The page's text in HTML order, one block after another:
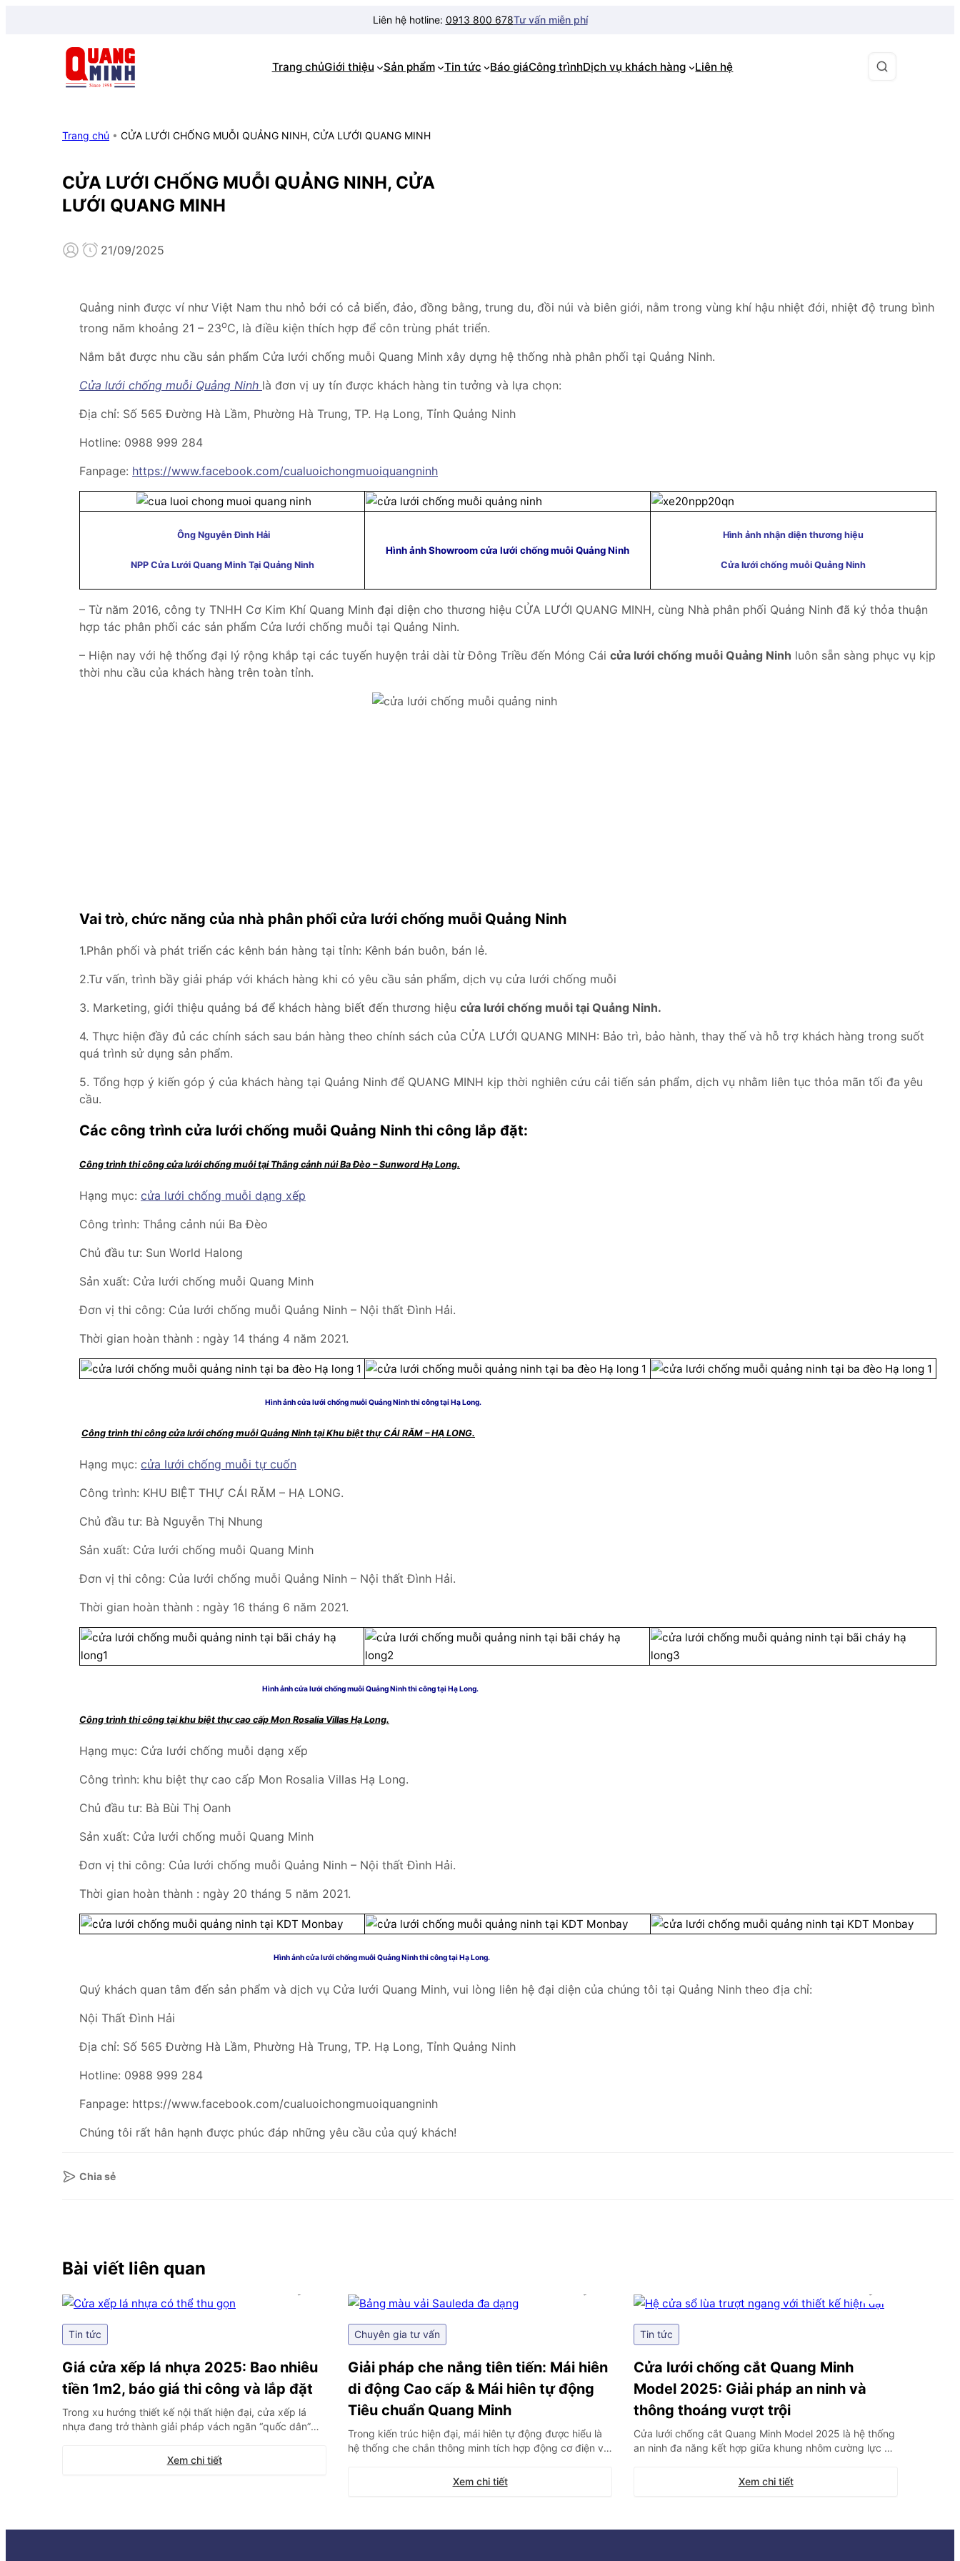
Liên hệ hotline: 0913 800 678Tư vấn miễn phí
Trang chủGiới thiệu Sản phẩm Tin tức Báo giáCông trìnhDịch vụ khách hàng Liên hệ
Trang chủ • CỬA LƯỚI CHỐNG MUỖI QUẢNG NINH, CỬA LƯỚI QUANG MINH
CỬA LƯỚI CHỐNG MUỖI QUẢNG NINH, CỬA
LƯỚI QUANG MINH
21/09/2025
Quảng ninh được ví như Việt Nam thu nhỏ bới có cả biển, đảo, đồng bằng, trung du, đồi núi và biên giới, nằm trong vùng khí hậu nhiệt đới, nhiệt độ trung bình
trong năm khoảng 21 – 23oC, là điều kiện thích hợp để côn trùng phát triển.
Nắm bắt được nhu cầu sản phẩm Cửa lưới chống muỗi Quang Minh xây dựng hệ thống nhà phân phối tại Quảng Ninh.
Cửa lưới chống muỗi Quảng Ninh là đơn vị uy tín được khách hàng tin tưởng và lựa chọn:
Địa chỉ: Số 565 Đường Hà Lầm, Phường Hà Trung, TP. Hạ Long, Tỉnh Quảng Ninh
Hotline: 0988 999 284
Fanpage: https://www.facebook.com/cualuoichongmuoiquangninh
Ông Nguyễn Đình Hải
NPP Cửa Lưới Quang Minh Tại Quảng Ninh
Hình ảnh Showroom cửa lưới chống muỗi Quảng Ninh
Hình ảnh nhận diện thương hiệu
Cửa lưới chống muỗi Quảng Ninh
– Từ năm 2016, công ty TNHH Cơ Kim Khí Quang Minh đại diện cho thương hiệu CỬA LƯỚI QUANG MINH, cùng Nhà phân phối Quảng Ninh đã ký thỏa thuận
hợp tác phân phối các sản phẩm Cửa lưới chống muỗi tại Quảng Ninh.
– Hiện nay với hệ thống đại lý rộng khắp tại các tuyến huyện trải dài từ Đông Triều đến Móng Cái cửa lưới chống muỗi Quảng Ninh luôn sẵn sàng phục vụ kịp
thời nhu cầu của khách hàng trên toàn tỉnh.
Vai trò, chức năng của nhà phân phối cửa lưới chống muỗi Quảng Ninh
1.Phân phối và phát triển các kênh bán hàng tại tỉnh: Kênh bán buôn, bán lẻ.
2.Tư vấn, trình bầy giải pháp với khách hàng khi có yêu cầu sản phẩm, dịch vụ cửa lưới chống muỗi
3. Marketing, giới thiệu quảng bá để khách hàng biết đến thương hiệu cửa lưới chống muỗi tại Quảng Ninh.
4. Thực hiện đầy đủ các chính sách sau bán hàng theo chính sách của CỬA LƯỚI QUANG MINH: Bảo trì, bảo hành, thay thế và hỗ trợ khách hàng trong suốt
quá trình sử dụng sản phẩm.
5. Tổng hợp ý kiến góp ý của khách hàng tại Quảng Ninh để QUANG MINH kịp thời nghiên cứu cải tiến sản phẩm, dịch vụ nhằm liên tục thỏa mãn tối đa yêu
cầu.
Các công trình cửa lưới chống muỗi Quảng Ninh thi công lắp đặt:
Công trình thi công cửa lưới chống muỗi tại Thắng cảnh núi Ba Đèo – Sunword Hạ Long.
Hạng mục: cửa lưới chống muỗi dạng xếp
Công trình: Thắng cảnh núi Ba Đèo
Chủ đầu tư: Sun World Halong
Sản xuất: Cửa lưới chống muỗi Quang Minh
Đơn vị thi công: Của lưới chống muỗi Quảng Ninh – Nội thất Đình Hải.
Thời gian hoàn thành : ngày 14 tháng 4 năm 2021.
Hình ảnh cửa lưới chống muỗi Quảng Ninh thi công tại Hạ Long.
Công trình thi công cửa lưới chống muỗi Quảng Ninh tại Khu biệt thự CÁI RĂM – HẠ LONG.
Hạng mục: cửa lưới chống muỗi tự cuốn
Công trình: KHU BIỆT THỰ CÁI RĂM – HẠ LONG.
Chủ đầu tư: Bà Nguyễn Thị Nhung
Sản xuất: Cửa lưới chống muỗi Quang Minh
Đơn vị thi công: Của lưới chống muỗi Quảng Ninh – Nội thất Đình Hải.
Thời gian hoàn thành : ngày 16 tháng 6 năm 2021.
Hình ảnh cửa lưới chống muỗi Quảng Ninh thi công tại Hạ Long.
Công trình thi công tại khu biệt thự cao cấp Mon Rosalia Villas Hạ Long.
Hạng mục: Cửa lưới chống muỗi dạng xếp
Công trình: khu biệt thự cao cấp Mon Rosalia Villas Hạ Long.
Chủ đầu tư: Bà Bùi Thị Oanh
Sản xuất: Cửa lưới chống muỗi Quang Minh
Đơn vị thi công: Của lưới chống muỗi Quảng Ninh – Nội thất Đình Hải.
Thời gian hoàn thành : ngày 20 tháng 5 năm 2021.
Hình ảnh cửa lưới chống muỗi Quảng Ninh thi công tại Hạ Long.
Quý khách quan tâm đến sản phẩm và dịch vụ Cửa lưới Quang Minh, vui lòng liên hệ đại diện của chúng tôi tại Quảng Ninh theo địa chỉ:
Nội Thất Đình Hải
Địa chỉ: Số 565 Đường Hà Lầm, Phường Hà Trung, TP. Hạ Long, Tỉnh Quảng Ninh
Hotline: 0988 999 284
Fanpage: https://www.facebook.com/cualuoichongmuoiquangninh
Chúng tôi rất hân hạnh được phúc đáp những yêu cầu của quý khách!
Chia sẻ
Bài viết liên quan
Tin tức
Giá cửa xếp lá nhựa 2025: Bao nhiêu
tiền 1m2, báo giá thi công và lắp đặt
Trong xu hướng thiết kế nội thất hiện đại, cửa xếp lá
nhựa đang trở thành giải pháp vách ngăn “quốc dân”
khả năng tối ưu diện tích tuyệt đối và chống nước 100%.
Tuy nhiên, thị trường hiện nay có quá nhiều […]
Xem chi tiết
Chuyên gia tư vấn
Giải pháp che nắng tiên tiến: Mái hiên
di động Cao cấp & Mái hiên tự động
Tiêu chuẩn Quang Minh
Trong kiến trúc hiện đại, mái hiên tự động được hiểu là
hệ thống che chắn thông minh tích hợp động cơ điện và
toàn từ xa hoặc tự động phản ứng linh hoạt trước những
thay đổi của thời tiết. Đây không chỉ […]
Xem chi tiết
Tin tức
Cửa lưới chống cắt Quang Minh
Model 2025: Giải pháp an ninh và
thông thoáng vượt trội
Cửa lưới chống cắt Quang Minh Model 2025 là hệ thống
an ninh đa năng kết hợp giữa khung nhôm cường lực và
hoàn hảo cho khung sắt truyền thống nhờ khả năng
chống cắt phá mạnh mẽ mà vẫn đảm bảo sự thông […]
Xem chi tiết